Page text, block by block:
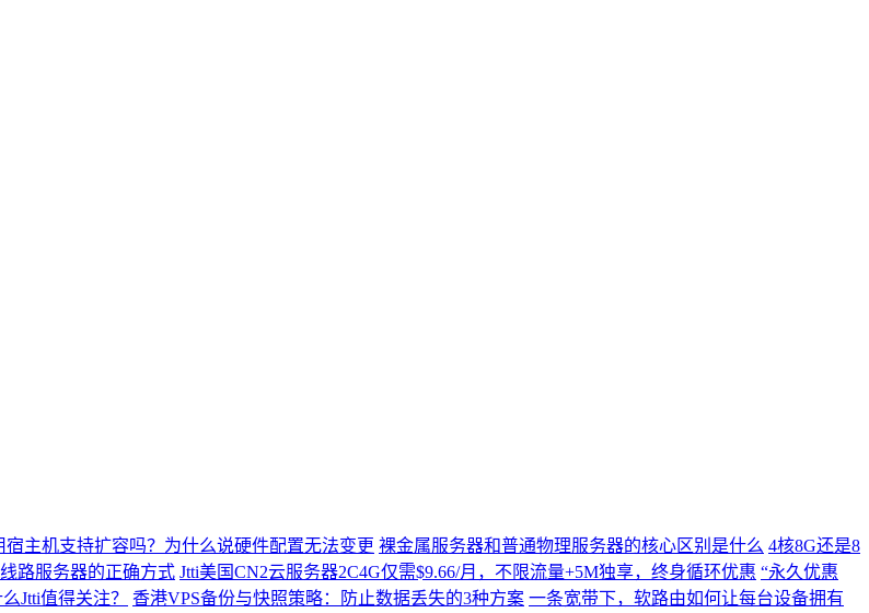
宿主机支持扩容吗？为什么说硬件配置无法变更 裸金属服务器和普通物理服务器的核心区别是什么 4核8G还是8
路服务器的正确方式 Jtti美国CN2云服务器2C4G仅需$9.66/月，不限流量+5M独享，终身循环优惠 “永久优惠
Jtti值得关注？ 香港VPS备份与快照策略：防止数据丢失的3种方案 一条宽带下，软路由如何让每台设备拥有